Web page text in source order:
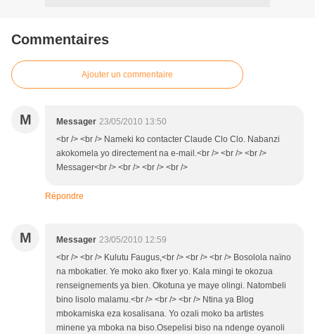
Commentaires
Ajouter un commentaire
M Messager 23/05/2010 13:50
<br /> <br /> Nameki ko contacter Claude Clo Clo. Nabanzi
akokomela yo directement na e-mail.<br /> <br /> <br />
Messager<br /> <br /> <br /> <br />
Répondre
M Messager 23/05/2010 12:59
<br /> <br /> Kulutu Faugus,<br /> <br /> <br /> Bosolola naïno
na mbokatier. Ye moko ako fixer yo. Kala mingi te okozua
renseignements ya bien. Okotuna ye maye olingi. Natombeli
bino lisolo malamu.<br /> <br /> <br /> Ntina ya Blog
mbokamiska eza kosalisana. Yo ozali moko ba artistes
minene ya mboka na biso.Osepelisi biso na ndenge oyanoli